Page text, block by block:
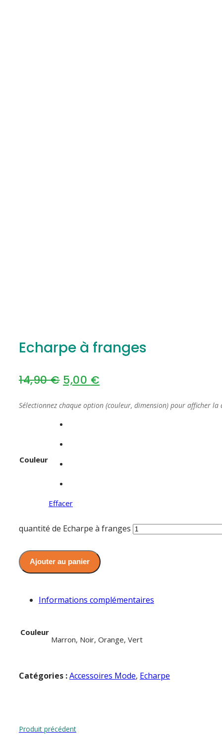
Echarpe à franges
14,90€ 5,00 €
Sélectionnez chaque option (couleur, dimension) pour afficher
Couleur
Effacer
quantité de Echarpe à franges
Ajouter au panier
Informations complémentaires
Couleur
Marron, Noir, Orange, Vert
Catégories :Accessoires Mode, Echarpe
Produit précédent